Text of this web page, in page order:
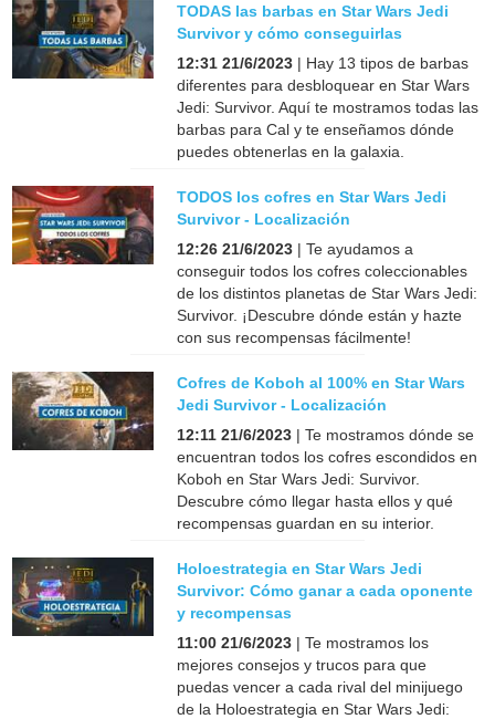
TODAS las barbas en Star Wars Jedi
Survivor y cómo conseguirlas
12:31 21/6/2023 | Hay 13 tipos de barbas
diferentes para desbloquear en Star Wars
Jedi: Survivor. Aquí te mostramos todas las
barbas para Cal y te enseñamos dónde
puedes obtenerlas en la galaxia.
TODOS los cofres en Star Wars Jedi
Survivor - Localización
12:26 21/6/2023 | Te ayudamos a
conseguir todos los cofres coleccionables
de los distintos planetas de Star Wars Jedi:
Survivor. ¡Descubre dónde están y hazte
con sus recompensas fácilmente!
Cofres de Koboh al 100% en Star Wars
Jedi Survivor - Localización
12:11 21/6/2023 | Te mostramos dónde se
encuentran todos los cofres escondidos en
Koboh en Star Wars Jedi: Survivor.
Descubre cómo llegar hasta ellos y qué
recompensas guardan en su interior.
Holoestrategia en Star Wars Jedi
Survivor: Cómo ganar a cada oponente
y recompensas
11:00 21/6/2023 | Te mostramos los
mejores consejos y trucos para que
puedas vencer a cada rival del minijuego
de la Holoestrategia en Star Wars Jedi: